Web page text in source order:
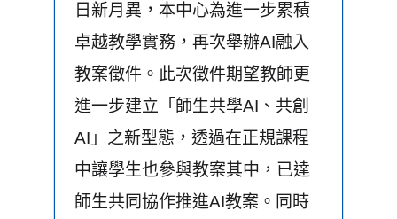
日新月異，本中心為進一步累積
卓越教學實務，再次舉辦AI融入
教案徵件。此次徵件期望教師更
進一步建立「師生共學AI、共創
AI」之新型態，透過在正規課程
中讓學生也參與教案其中，已達
師生共同協作推進AI教案。同時